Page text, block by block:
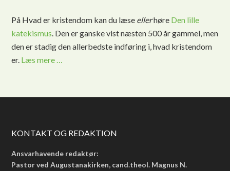
På Hvad er kristendom kan du læse ellerhøre Den lille
katekismus. Den er ganske vist næsten 500 år gammel, men
den er stadig den allerbedste indføring i, hvad kristendom
er. Læs mere …
KONTAKT OG REDAKTION
Ansvarhavende redaktør:
Pastor ved Augustanakirken, cand.theol. Magnus N.